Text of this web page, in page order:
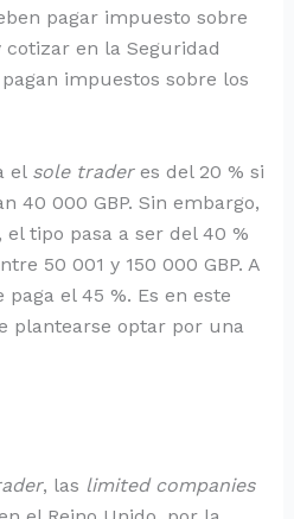
pagar impuesto sobre
cotizar en la Seguridad
impuestos sobre los
el sole traderes del 20 % si
40 000 GBP. Sin embargo,
tipo pasa a ser del 40 %
50 001 y 150 000 GBP. A
el 45 %. Es en este
plantearse optar por una
, las limited companies